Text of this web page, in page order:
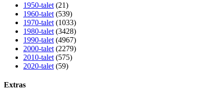
1950-talet (21)
1960-talet (539)
1970-talet (1033)
1980-talet (3428)
1990-talet (4967)
2000-talet (2279)
2010-talet (575)
2020-talet (59)
Extras